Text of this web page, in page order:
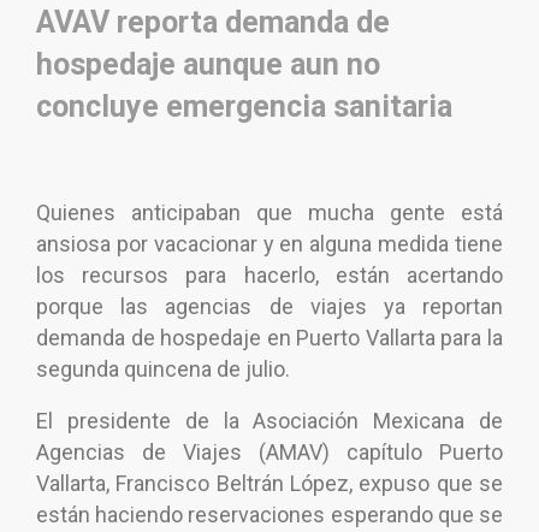
AVAV reporta demanda de
hospedaje aunque aun no
concluye emergencia sanitaria
Quienes anticipaban que mucha gente está
ansiosa por vacacionar y en alguna medida tiene
los recursos para hacerlo, están acertando
porque las agencias de viajes ya reportan
demanda de hospedaje en Puerto Vallarta para la
segunda quincena de julio.
El presidente de la Asociación Mexicana de
Agencias de Viajes (AMAV) capítulo Puerto
Vallarta, Francisco Beltrán López, expuso que se
están haciendo reservaciones esperando que se